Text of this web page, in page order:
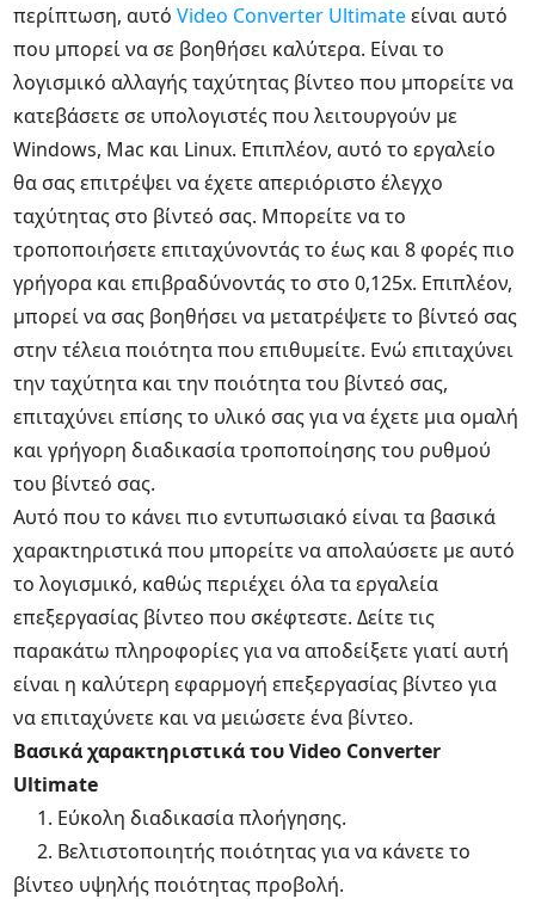
περίπτωση, αυτόVideo Converter Ultimateείναι αυτό
που μπορεί να σε βοηθήσει καλύτερα. Είναι το
λογισμικό αλλαγής ταχύτητας βίντεο που μπορείτε να
κατεβάσετε σε υπολογιστές που λειτουργούν με
Windows, Mac και Linux. Επιπλέον, αυτό το εργαλείο
θα σας επιτρέψει να έχετε απεριόριστο έλεγχο
ταχύτητας στο βίντεό σας. Μπορείτε να το
τροποποιήσετε επιταχύνοντάς το έως και 8 φορές πιο
γρήγορα και επιβραδύνοντάς το στο 0,125x. Επιπλέον,
μπορεί να σας βοηθήσει να μετατρέψετε το βίντεό σας
στην τέλεια ποιότητα που επιθυμείτε. Ενώ επιταχύνει
την ταχύτητα και την ποιότητα του βίντεό σας,
επιταχύνει επίσης το υλικό σας για να έχετε μια ομαλή
και γρήγορη διαδικασία τροποποίησης του ρυθμού
του βίντεό σας.
Αυτό που το κάνει πιο εντυπωσιακό είναι τα βασικά
χαρακτηριστικά που μπορείτε να απολαύσετε με αυτό
το λογισμικό, καθώς περιέχει όλα τα εργαλεία
επεξεργασίας βίντεο που σκέφτεστε. Δείτε τις
παρακάτω πληροφορίες για να αποδείξετε γιατί αυτή
είναι η καλύτερη εφαρμογή επεξεργασίας βίντεο για
να επιταχύνετε και να μειώσετε ένα βίντεο.
Βασικά χαρακτηριστικά του Video Converter
Ultimate
1. Εύκολη διαδικασία πλοήγησης.
2. Βελτιστοποιητής ποιότητας για να κάνετε το
βίντεο υψηλής ποιότητας προβολή.